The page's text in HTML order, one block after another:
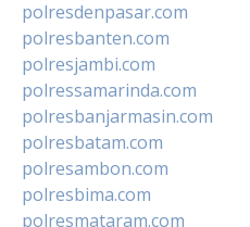
polresdenpasar.com
polresbanten.com
polresjambi.com
polressamarinda.com
polresbanjarmasin.com
polresbatam.com
polresambon.com
polresbima.com
polresmataram.com